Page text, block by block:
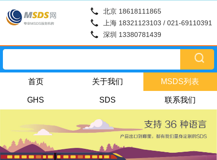
北京 18618111865
上海 18321123103 / 021-69110391
深圳 13380781439
首页 关于我们 MSDS列表
GHS SDS 联系我们